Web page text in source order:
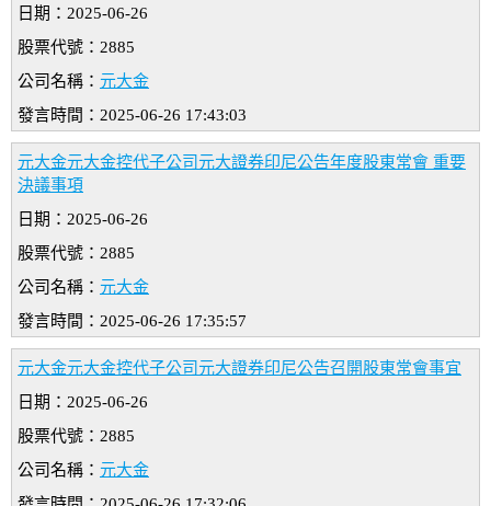
日期：2025-06-26
股票代號：2885
公司名稱： 元大金
發言時間：2025-06-26 17:43:03
元大金元大金控代子公司元大證券印尼公告年度股東常會 重要
決議事項
日期：2025-06-26
股票代號：2885
公司名稱： 元大金
發言時間：2025-06-26 17:35:57
元大金元大金控代子公司元大證券印尼公告召開股東常會事宜
日期：2025-06-26
股票代號：2885
公司名稱： 元大金